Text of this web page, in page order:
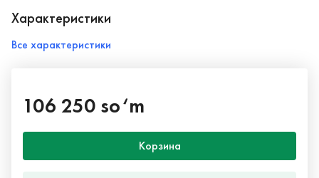
Характеристики
Все характеристики
106 250 so‘m
Корзина